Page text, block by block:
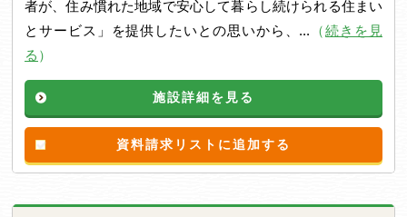
者が、住み慣れた地域で安心して暮らし続けられる住まい
とサービス」を提供したいとの思いから、... （続きを見
る ）
施設詳細を見る
資料請求リストに追加する